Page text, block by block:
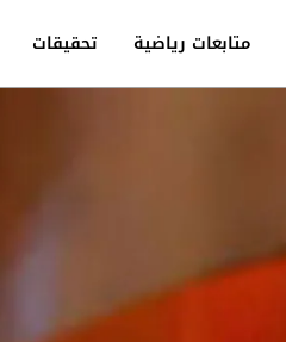
تحقيقات متابعات رياضية